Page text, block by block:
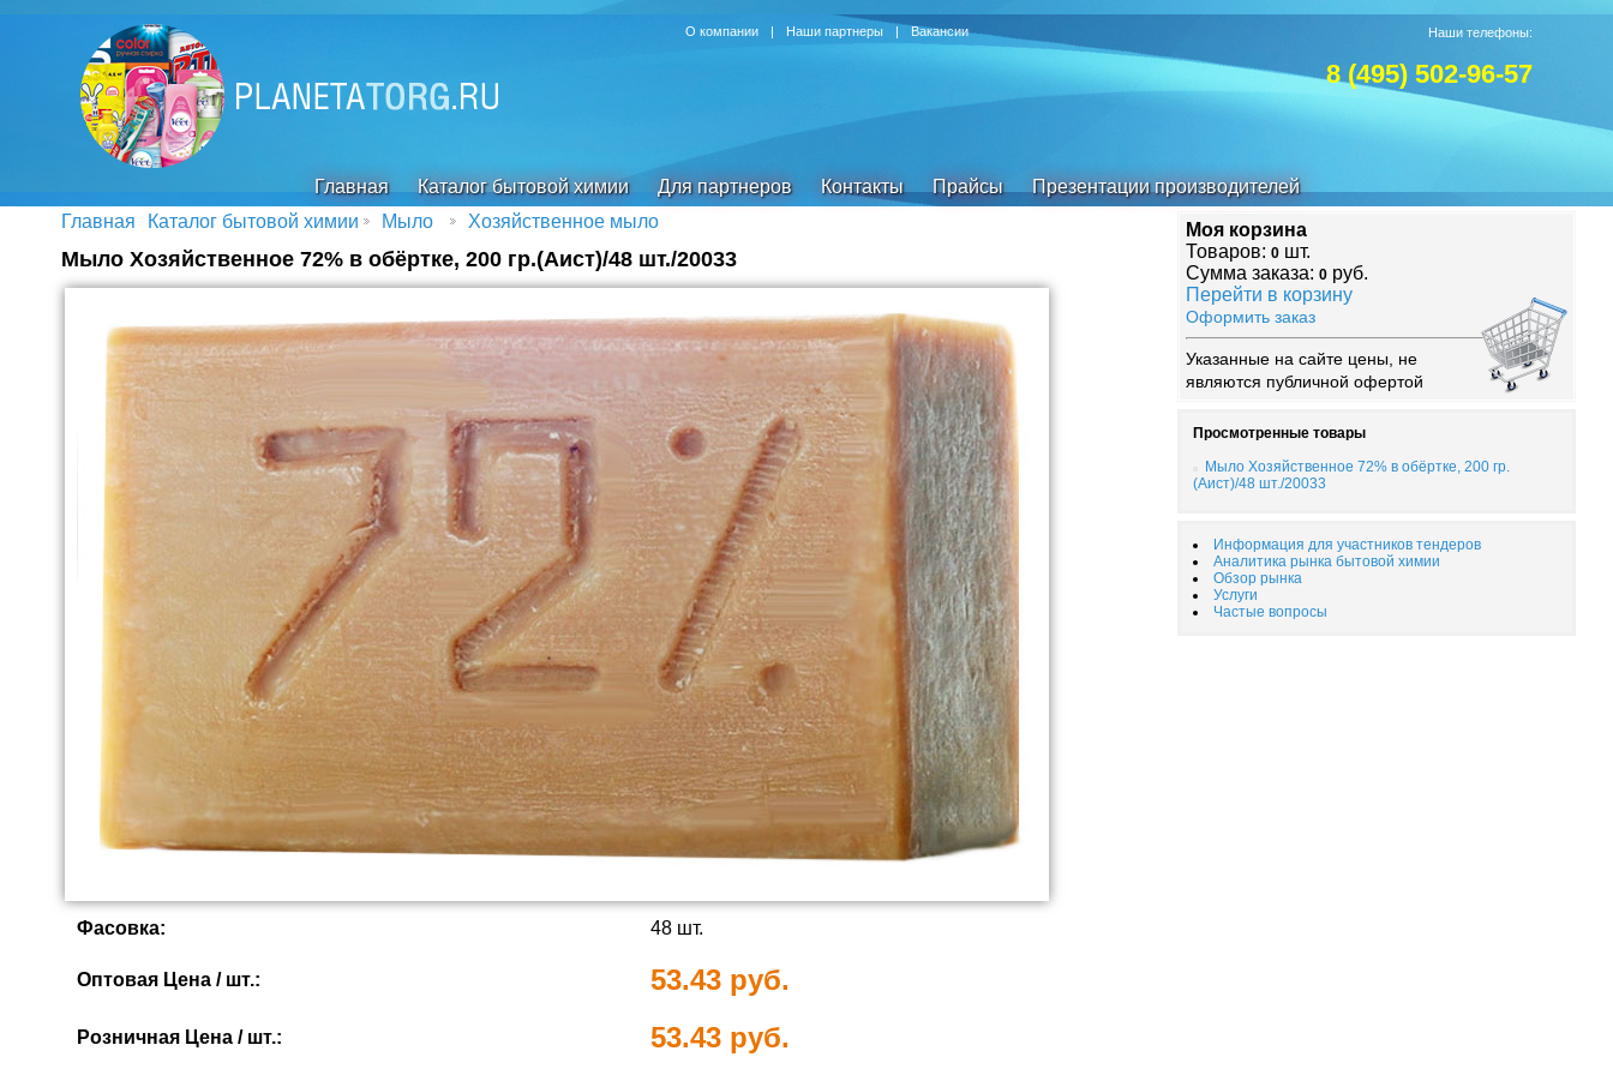
Наши телефоны:
8 (495) 502-96-57
О компании | Наши партнеры | Вакансии
Главная Каталог бытовой химии Для партнеров Контакты Прайсы
Презентации производителей
Главная
Каталог бытовой химии Мыло Хозяйственное мыло
Мыло Хозяйственное 72% в обёртке, 200 гр.(Аист)/48 шт./20033
Фасовка: 48 шт.
Оптовая Цена / шт.: 53.43 руб.
Розничная Цена / шт.: 53.43 руб.
Моя корзина
Товаров: 0 шт.
Сумма заказа: 0 руб.
Перейти в корзину
Оформить заказ
Указанные на сайте цены, не
являются публичной офертой
Просмотренные товары
Мыло Хозяйственное 72% в обёртке, 200 гр.
(Аист)/48 шт./20033
Информация для участников тендеров
Аналитика рынка бытовой химии
Обзор рынка
Услуги
Частые вопросы